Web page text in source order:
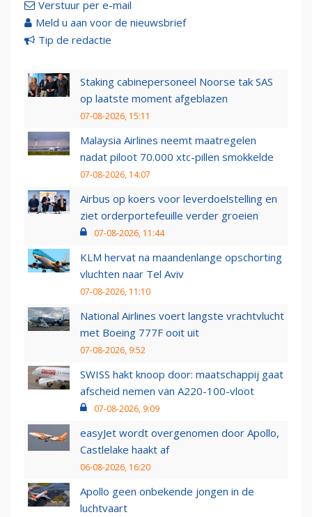
Verstuur per e-mail
Meld u aan voor de nieuwsbrief
Tip de redactie
Staking cabinepersoneel Noorse tak SAS
op laatste moment afgeblazen
07-08-2026, 15:11
Malaysia Airlines neemt maatregelen
nadat piloot 70.000 xtc-pillen smokkelde
07-08-2026, 14:07
Airbus op koers voor leverdoelstelling en
ziet orderportefeuille verder groeien
07-08-2026, 11:44
KLM hervat na maandenlange opschorting
vluchten naar Tel Aviv
07-08-2026, 11:10
National Airlines voert langste vrachtvlucht
met Boeing 777F ooit uit
07-08-2026, 9:52
SWISS hakt knoop door: maatschappij gaat
afscheid nemen van A220-100-vloot
07-08-2026, 9:09
easyJet wordt overgenomen door Apollo,
Castlelake haakt af
06-08-2026, 16:20
Apollo geen onbekende jongen in de
luchtvaart